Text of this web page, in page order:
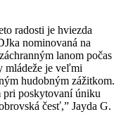
radosti je hviezda
nominovaná na
lanom počas
mládeže je veľmi
hudobným zážitkom.
pri poskytovaní úniku
česť,” Jayda G.